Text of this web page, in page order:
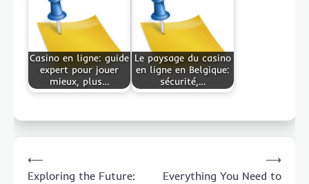
Casino en ligne: guide
expert pour jouer
mieux, plus…
Le paysage du casino
en ligne en Belgique:
sécurité,…
navigation
⟵
Exploring the Future:
Everything You Need to
⟶